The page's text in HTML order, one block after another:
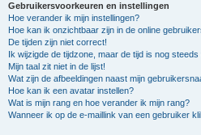
Gebruikersvoorkeuren en instellingen
Hoe verander ik mijn instellingen?
Hoe kan ik onzichtbaar zijn in de online
De tijden zijn niet correct!
Ik wijzigde de tijdzone, maar de tijd is nog
Mijn taal zit niet in de lijst!
Wat zijn de afbeeldingen naast mijn
Hoe kan ik een avatar instellen?
Wat is mijn rang en hoe verander ik mijn rang?
Wanneer ik op de e-maillink van een gebruiker